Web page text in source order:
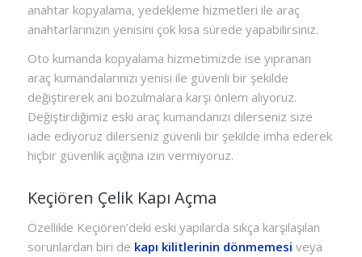
anahtar kopyalama, yedekleme hizmetleri ile araç
anahtarlarınızın yenisini çok kısa sürede yapabilirsiniz.
Oto kumanda kopyalama hizmetimizde ise yıpranan
araç kumandalarınızı yenisi ile güvenli bir şekilde
değiştirerek ani bozulmalara karşı önlem alıyoruz.
Değiştirdiğimiz eski araç kumandanızı dilerseniz size
iade ediyoruz dilerseniz güvenli bir şekilde imha ederek
hiçbir güvenlik açığına izin vermiyoruz.
Keçiören Çelik Kapı Açma
Özellikle Keçiören’deki eski yapılarda sıkça karşılaşılan
sorunlardan biri de kapı kilitlerinin dönmemesi veya